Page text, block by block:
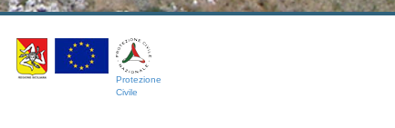
Protezione
Civile